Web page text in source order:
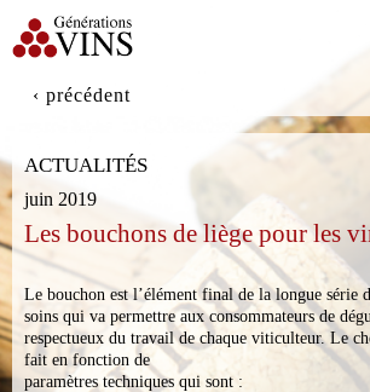
LES VINS
LE COMITÉ D'EXPERTS
GALERIE PHOTO
ACTUALITÉS
Les bouchons de liège pour les
juin 2019
Le bouchon est l’élément final de la longue série
soins qui va permettre aux consommateurs de
respectueux du travail de chaque viticulteur. Le
fait en fonction de
paramètres techniques qui sont :
Pages
‹ précédent